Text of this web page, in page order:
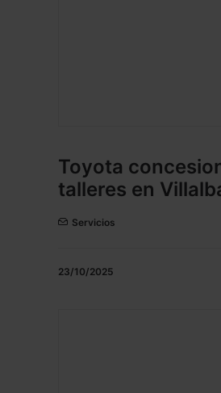
Toyota
talleres en
Servicios
23/10/2025